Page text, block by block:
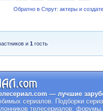
Обратно в Спрут: актеры и
и1 гость
— лучшие
сериалов. Подборки
телесериалов: